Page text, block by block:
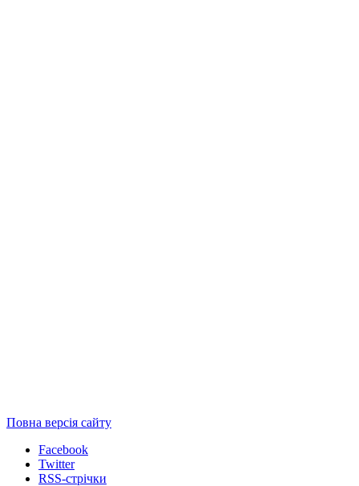
Повна версія сайту
Facebook
Twitter
RSS-стрічки